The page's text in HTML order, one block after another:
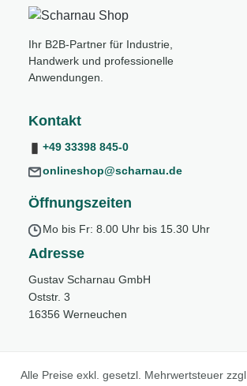
Ihr B2B-Partner für Industrie,
Handwerk und professionelle
Anwendungen.
Kontakt
+49 33398 845-0
onlineshop@scharnau.de
Öffnungszeiten
Mo bis Fr: 8.00 Uhr bis 15.30 Uhr
Adresse
Gustav Scharnau GmbH
Oststr. 3
16356 Werneuchen
Alle Preise exkl. gesetzl. Mehrwertsteuer zzgl.